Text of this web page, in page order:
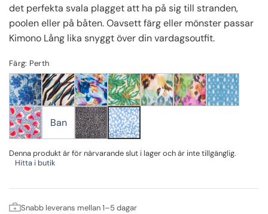
det perfekta svala plagget att ha på sig till stranden,
poolen eller på båten. Oavsett färg eller mönster passar
Kimono Lång lika snyggt över din vardagsoutfit.
Färg: Perth
Ban
Denna produkt är för närvarande slut i lager och är inte tillgänglig.
Hitta i butik
Snabb leverans mellan 1–5 dagar